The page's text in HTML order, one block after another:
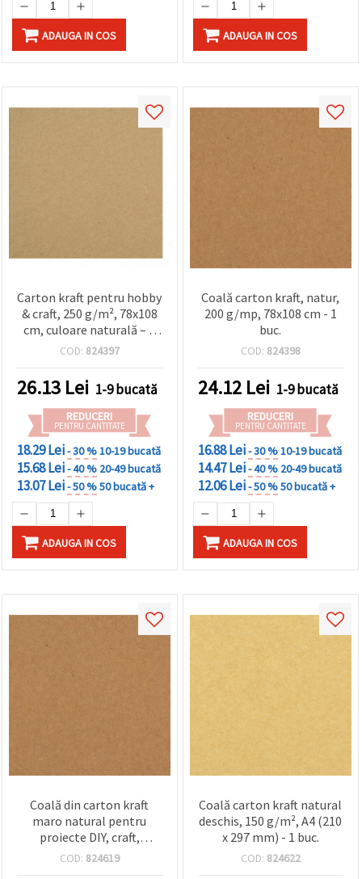
ADAUGA IN COS ADAUGA IN COS
Carton kraft pentru hobby
& craft, 250 g/m², 78x108
cm, culoare naturală – 1
coală
COD: 824397
26.13 Lei 1-9 bucată
REDUCERI
PENTRU CANTITATE
18.29 Lei- 30 %10-19 bucată
15.68 Lei- 40 % 20-49 bucată
13.07 Lei- 50 %50 bucată +
ADAUGA IN COS
Coală carton kraft, natur,
200 g/mp, 78x108 cm - 1
buc.
COD: 824398
24.12 Lei 1-9 bucată
REDUCERI
PENTRU CANTITATE
16.88 Lei- 30 %10-19 bucată
14.47 Lei- 40 % 20-49 bucată
12.06 Lei- 50 %50 bucată +
ADAUGA IN COS
Coală din carton kraft
maro natural pentru
proiecte DIY, craft,
felicitări, scrapbooking și
COD: 824619
Coală carton kraft natural
deschis, 150 g/m², A4 (210
x 297 mm) - 1 buc.
COD: 824622